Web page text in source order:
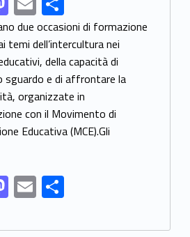
as
to
d
o
n
m
ai
l
h
ar
e
due occasioni di formazione
temi dell’intercultura nei
della capacità di
sguardo e di affrontare la
organizzate in
con il Movimento di
Educativa (MCE).Gli
M
as
E
m
S
h